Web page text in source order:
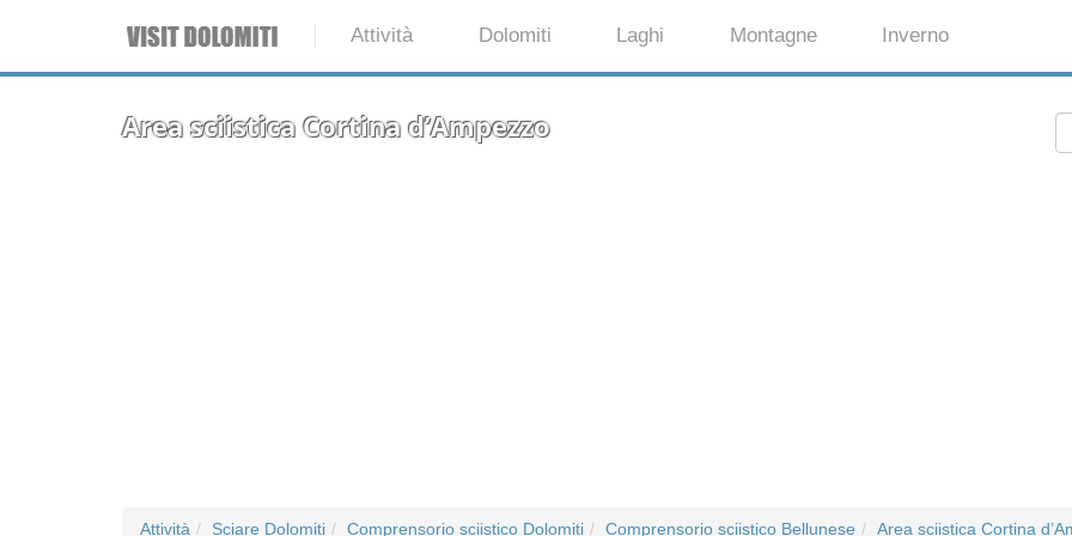
Attività Dolomiti Laghi Montagne Inverno
Area sciistica Cortina d’Ampezzo
Attività Sciare Dolomiti Comprensorio sciistico Dolomiti Comprensorio sciistico Bellunese Area sciistica Cortina